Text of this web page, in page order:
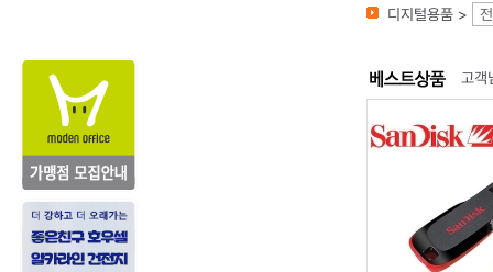
디지털용품 >
고객